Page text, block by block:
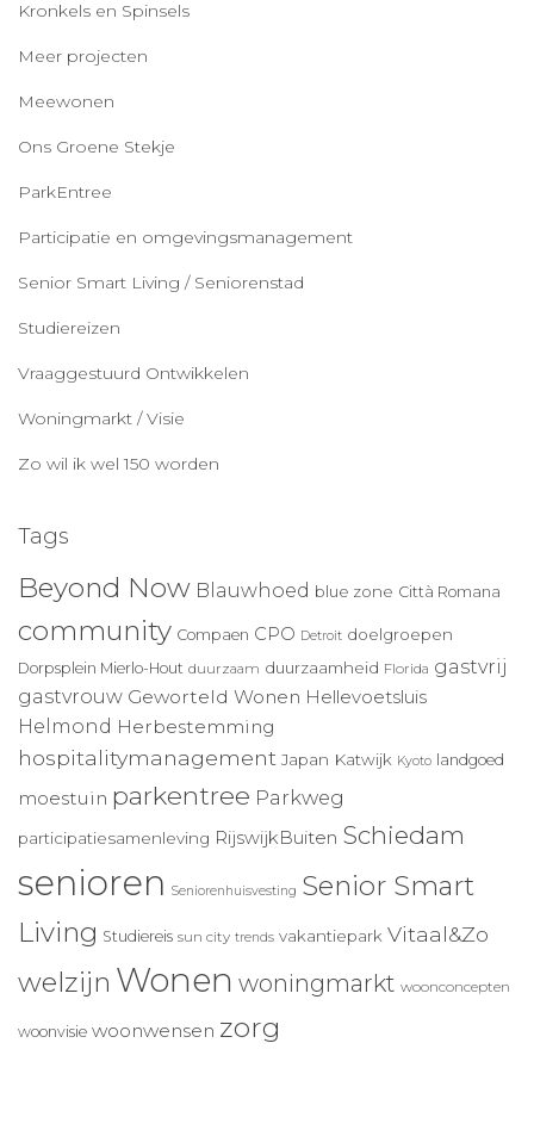
Kronkels en Spinsels
Meer projecten
Meewonen
Ons Groene Stekje
ParkEntree
Participatie en omgevingsmanagement
Senior Smart Living / Seniorenstad
Studiereizen
Vraaggestuurd Ontwikkelen
Woningmarkt / Visie
Zo wil ik wel 150 worden
Tags
Beyond Now Blauwhoed blue zone Città Romana
community Compaen CPO Detroit doelgroepen
Dorpsplein Mierlo-Hout duurzaam duurzaamheid Florida gastvrij
gastvrouw Geworteld Wonen Hellevoetsluis
Helmond Herbestemming
hospitalitymanagement Japan Katwijk Kyoto landgoed
moestuin parkentree Parkweg
participatiesamenleving RijswijkBuiten Schiedam
senioren Seniorenhuisvesting Senior Smart
Living Studiereis sun city trends vakantiepark Vitaal&Zo
welzijn Wonen woningmarkt woonconcepten
woonvisie woonwensen zorg